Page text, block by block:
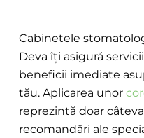
Cabinetele
Deva îți asigură
beneficii imediate
tău. Aplicarea unor
reprezintă doar
recomandări ale